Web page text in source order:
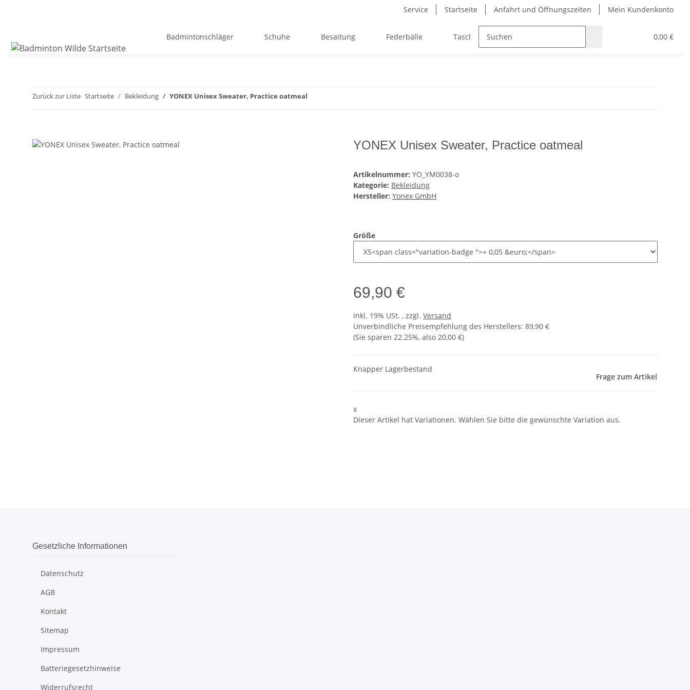
Service Startseite Anfahrt und Öffnungszeiten Mein Kundenkonto
0,00 €
Badmintonschläger Schuhe Besaitung Federbälle Taschen Bekleidung Padel und
Zurück zur Liste Startseite Bekleidung YONEX Unisex Sweater, Practice oatmeal
YONEX Unisex Sweater, Practice oatmeal
Artikelnummer: YO_YM0038-o
Kategorie: Bekleidung
Hersteller: Yonex GmbH
Größe
69,90 €
inkl. 19% USt. , zzgl. Versand
Unverbindliche Preisempfehlung des Herstellers: 89,90 €
(Sie sparen 22.25%, also 20,00 €)
Knapper Lagerbestand
Frage zum Artikel
x
Dieser Artikel hat Variationen. Wählen Sie bitte die gewünschte Variation aus.
Gesetzliche Informationen
Datenschutz
AGB
Kontakt
Sitemap
Impressum
Batteriegesetzhinweise
Widerrufsrecht